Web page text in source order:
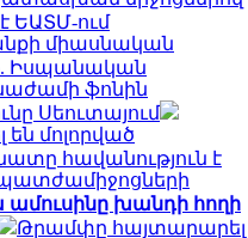
ԵԱՏՄ-ում
միասնական
Իսպանական
ֆոնին
Սեուտայում
մոլորված
հավանություն է
ամուսինը խանդի հողի
Թրամփը հայտարարել